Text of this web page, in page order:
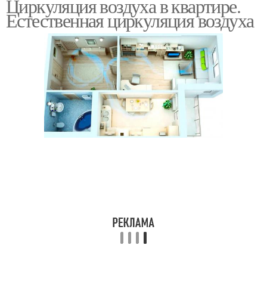
комнатами
Циркуляция воздуха в квартире.
Естественная циркуляция воздуха